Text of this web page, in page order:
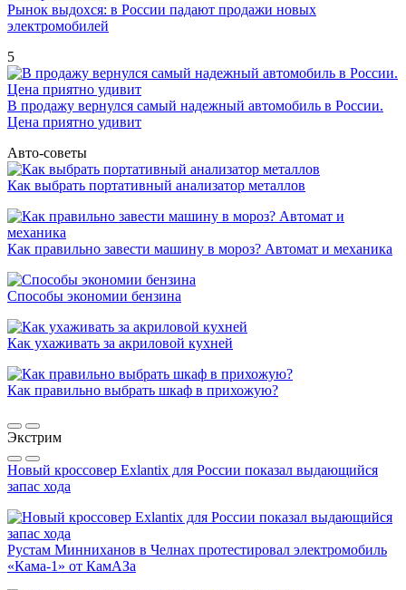
Рынок выдохся: в России падают продажи новых
электромобилей
5
В продажу вернулся самый надежный автомобиль в России.
Цена приятно удивит
Авто-советы
Как выбрать портативный анализатор металлов
Как правильно завести машину в мороз? Автомат и механика
Способы экономии бензина
Как ухаживать за акриловой кухней
Как правильно выбрать шкаф в прихожую?
Экстрим
Новый кроссовер Exlantix для России показал выдающийся
запас хода
Рустам Минниханов в Челнах протестировал электромобиль
«Кама-1» от КамАЗа